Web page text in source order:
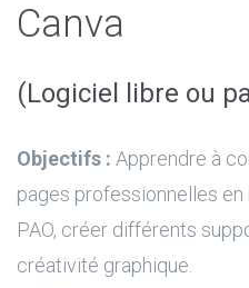
Canva
(Logiciel libre ou
Objectifs : Apprendre à
pages professionnelles
PAO, créer différents
créativité graphique.